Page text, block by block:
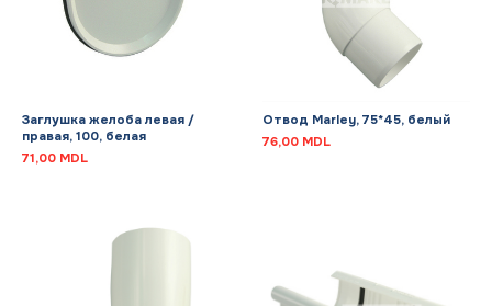
Заглушка желоба левая /
правая, 100, белая
71,00 MDL
Отвод Marley, 75*45, белый
76,00 MDL